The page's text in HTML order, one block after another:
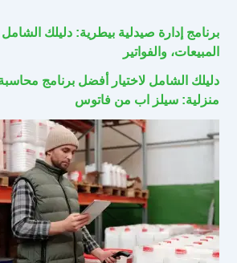
برنامج إدارة صيدلية بيطرية: دليلك الشامل
المبيعات، والفواتير
دليلك الشامل لاختيار أفضل برنامج
منزلية: سيلز اب من فاتوس